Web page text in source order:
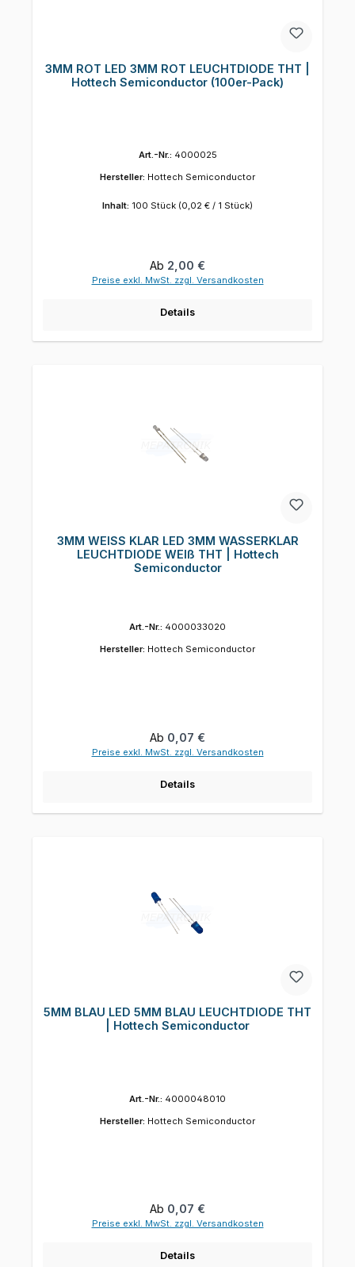
3MM ROT LED 3MM ROT LEUCHTDIODE THT |
Hottech Semiconductor (100er-Pack)
Art.-Nr.: 4000025
Hersteller: Hottech Semiconductor
Inhalt: 100 Stück (0,02 € / 1 Stück)
Regulärer Preis:
Ab 2,00 €
Preise exkl. MwSt. zzgl. Versandkosten
Details
3MM WEISS KLAR LED 3MM WASSERKLAR
LEUCHTDIODE WEIß THT | Hottech
Semiconductor
Art.-Nr.: 4000033020
Hersteller: Hottech Semiconductor
Regulärer Preis:
Ab 0,07 €
Preise exkl. MwSt. zzgl. Versandkosten
Details
5MM BLAU LED 5MM BLAU LEUCHTDIODE THT
| Hottech Semiconductor
Art.-Nr.: 4000048010
Hersteller: Hottech Semiconductor
Regulärer Preis:
Ab 0,07 €
Preise exkl. MwSt. zzgl. Versandkosten
Details